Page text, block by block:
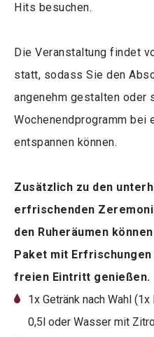
Hits besuchen.
Die Veranstaltung findet
statt, sodass Sie den
angenehm gestalten oder
Wochenendprogramm bei
entspannen können.
Zusätzlich zu den
erfrischenden
den Ruheräumen
Paket mit
freien Eintritt genießen.
1x Getränk nach Wahl
0,5l oder Wasser mit